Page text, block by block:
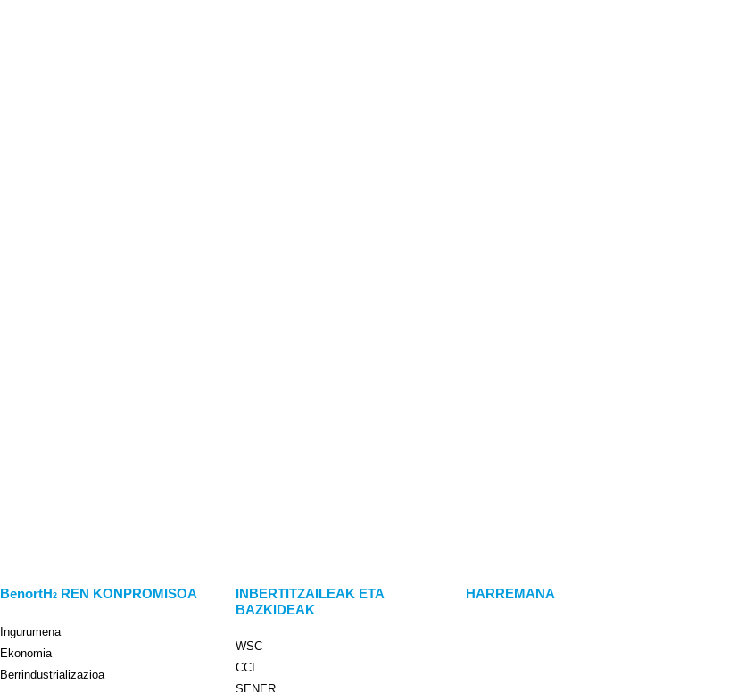
BenortH2 REN KONPROMISOA
Ingurumena
Ekonomia
Berrindustrializazioa
INBERTITZAILEAK ETA
BAZKIDEAK
WSC
CCI
SENER
HARREMANA